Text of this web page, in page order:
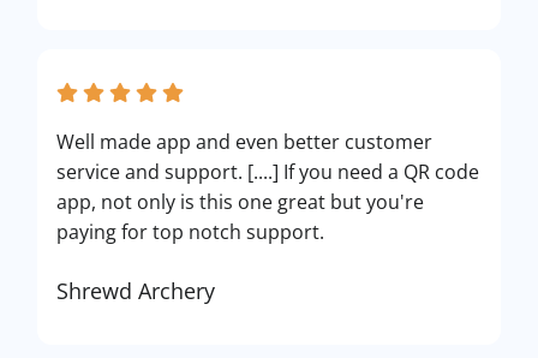
Well made app and even better customer
service and support. [....] If you need a QR code
app, not only is this one great but you're
paying for top notch support.
Shrewd Archery